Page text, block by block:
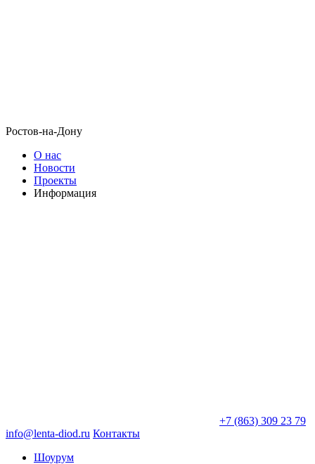
Ростов-на-Дону
О нас
Новости
Проекты
Информация
+7 (863) 309 23 79
info@lenta-diod.ru Контакты
Шоурум